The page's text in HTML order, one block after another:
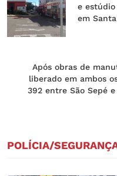
e
em
Após obras de
liberado em ambos
392 entre São Sepé
POLÍCIA/